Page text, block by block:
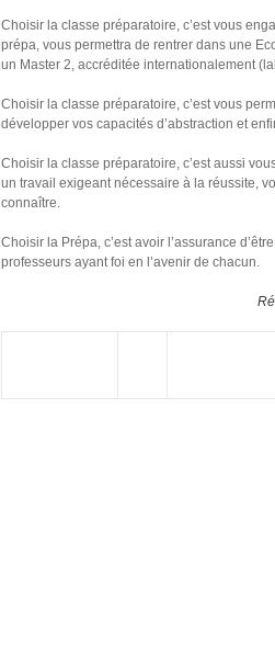
Choisir la classe préparatoire, c’est vous
prépa, vous permettra de rentrer dans une
un Master 2, accréditée internationalement
Choisir la classe préparatoire, c’est vous
développer vos capacités d’abstraction et
Choisir la classe préparatoire, c’est aussi
un travail exigeant nécessaire à la réussite,
connaître.
Choisir la Prépa, c’est avoir l’assurance
professeurs ayant foi en l’avenir de chacun.